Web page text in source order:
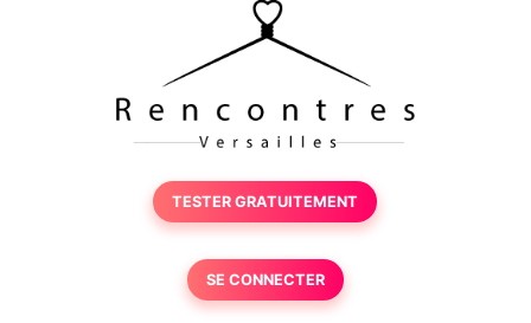
TESTER GRATUITEMENT
SE CONNECTER